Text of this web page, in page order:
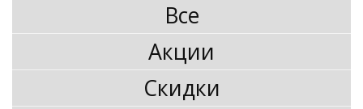
Все
Акции
Скидки